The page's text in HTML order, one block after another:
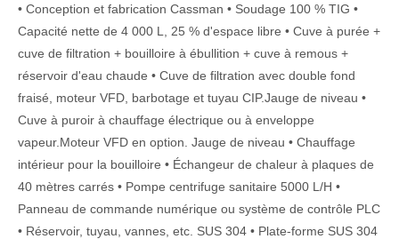
• Conception et fabrication Cassman • Soudage 100 % TIG •
Capacité nette de 4 000 L, 25 % d'espace libre • Cuve à purée +
cuve de filtration + bouilloire à ébullition + cuve à remous +
réservoir d'eau chaude • Cuve de filtration avec double fond
fraisé, moteur VFD, barbotage et tuyau CIP.Jauge de niveau •
Cuve à puroir à chauffage électrique ou à enveloppe
vapeur.Moteur VFD en option. Jauge de niveau • Chauffage
intérieur pour la bouilloire • Échangeur de chaleur à plaques de
40 mètres carrés • Pompe centrifuge sanitaire 5000 L/H •
Panneau de commande numérique ou système de contrôle PLC
• Réservoir, tuyau, vannes, etc. SUS 304 • Plate-forme SUS 304